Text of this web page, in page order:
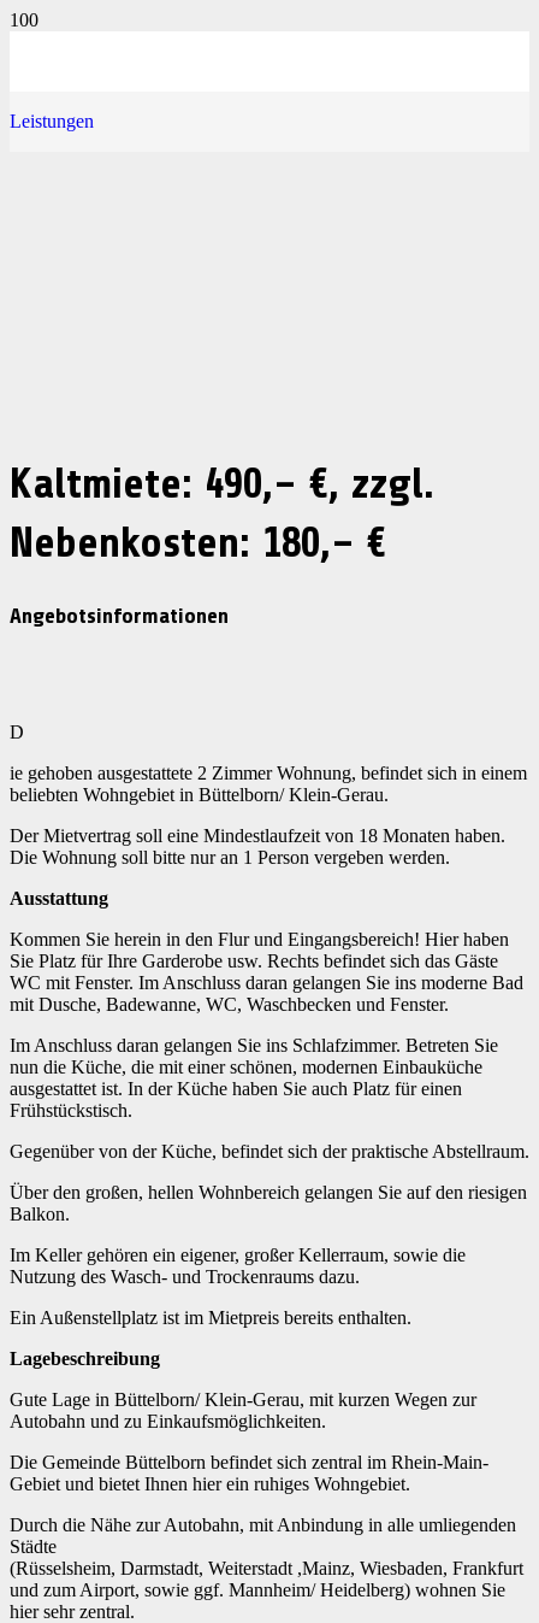
Leistungen
Kaltmiete: 490,– €, zzgl.
Nebenkosten: 180,– €
Angebotsinformationen
D
ie gehoben ausgestattete 2 Zimmer Wohnung, befindet sich in einem
beliebten Wohngebiet in Büttelborn/ Klein-Gerau.
Der Mietvertrag soll eine Mindestlaufzeit von 18 Monaten haben.
Die Wohnung soll bitte nur an 1 Person vergeben werden.
Ausstattung
Kommen Sie herein in den Flur und Eingangsbereich! Hier haben
Sie Platz für Ihre Garderobe usw. Rechts befindet sich das Gäste
WC mit Fenster. Im Anschluss daran gelangen Sie ins moderne Bad
mit Dusche, Badewanne, WC, Waschbecken und Fenster.
Im Anschluss daran gelangen Sie ins Schlafzimmer. Betreten Sie
nun die Küche, die mit einer schönen, modernen Einbauküche
ausgestattet ist. In der Küche haben Sie auch Platz für einen
Frühstückstisch.
Gegenüber von der Küche, befindet sich der praktische Abstellraum.
Über den großen, hellen Wohnbereich gelangen Sie auf den riesigen
Balkon.
Im Keller gehören ein eigener, großer Kellerraum, sowie die
Nutzung des Wasch- und Trockenraums dazu.
Ein Außenstellplatz ist im Mietpreis bereits enthalten.
Lagebeschreibung
Gute Lage in Büttelborn/ Klein-Gerau, mit kurzen Wegen zur
Autobahn und zu Einkaufsmöglichkeiten.
Die Gemeinde Büttelborn befindet sich zentral im Rhein-Main-
Gebiet und bietet Ihnen hier ein ruhiges Wohngebiet.
Durch die Nähe zur Autobahn, mit Anbindung in alle umliegenden
Städte
(Rüsselsheim, Darmstadt, Weiterstadt ,Mainz, Wiesbaden, Frankfurt
und zum Airport, sowie ggf. Mannheim/ Heidelberg) wohnen Sie
hier sehr zentral.